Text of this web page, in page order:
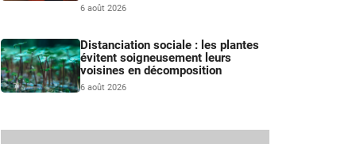
6 août 2026
Distanciation sociale : les plantes
évitent soigneusement leurs
voisines en décomposition
6 août 2026